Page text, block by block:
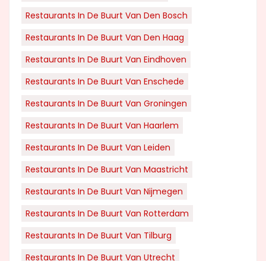
Restaurants In De Buurt Van Den Bosch
Restaurants In De Buurt Van Den Haag
Restaurants In De Buurt Van Eindhoven
Restaurants In De Buurt Van Enschede
Restaurants In De Buurt Van Groningen
Restaurants In De Buurt Van Haarlem
Restaurants In De Buurt Van Leiden
Restaurants In De Buurt Van Maastricht
Restaurants In De Buurt Van Nijmegen
Restaurants In De Buurt Van Rotterdam
Restaurants In De Buurt Van Tilburg
Restaurants In De Buurt Van Utrecht